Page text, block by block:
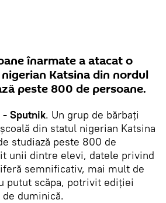
înarmate a atacat o
Katsina din nordul
peste 800 de persoane.
- Sputnik. Un grup de bărbați
din statul nigerian Katsina
studiază peste 800 de
unii dintre elevi, datele privind
semnificativ, mai mult de
putut scăpa, potrivit ediției
de duminică.